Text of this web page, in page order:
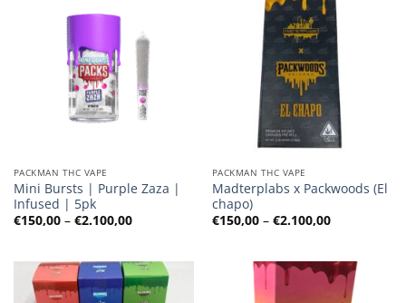
PACKMAN THC VAPE
Mini Bursts | Purple Zaza |
Infused | 5pk
€150,00 – €2.100,00Preisspanne:
€150,00
PACKMAN THC VAPE
Madterplabs x Packwoods (El
chapo)
€150,00 – €2.100,00
€150,00